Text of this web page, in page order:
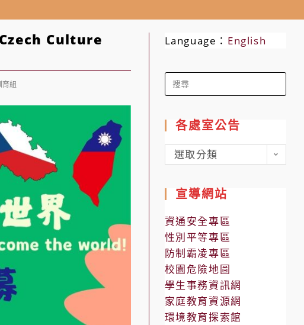
Czech Culture
育組
Language： English
Search
for:
各處室公告
各
處
公
告
選取分類
宣導網站
資通安全專區
性別平等專區
防制霸凌專區
校園危險地圖
學生事務資訊網
家庭教育資源網
環境教育探索館